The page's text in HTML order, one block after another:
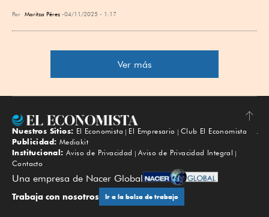
Por Maritza Pérez 04/11/2025 - 1:17
Ver más
Subir
Nuestros Sitios: El Economista El Empresario
Club El Economista
Publicidad: Mediakit
Institucional: Aviso de Privacidad
Aviso de Privacidad Integral
Contacto
Una empresa de Nacer Global
Trabaja con nosotros Ir a la bolsa de trabajo